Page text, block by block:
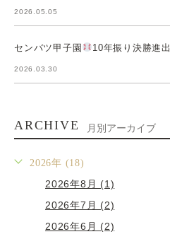
2026.05.05
センバツ甲子園 10年振り決勝進出
2026.03.30
ARCHIVE 月別アーカイブ
2026年 (18)
2026年8月 (1)
2026年7月 (2)
2026年6月 (2)